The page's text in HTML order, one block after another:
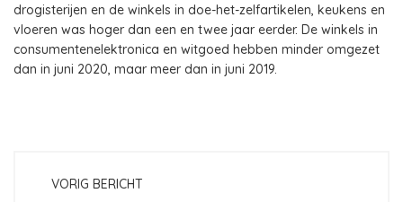
drogisterijen en de winkels in doe-het-zelfartikelen, keukens en
vloeren was hoger dan een en twee jaar eerder. De winkels in
consumentenelektronica en witgoed hebben minder omgezet
dan in juni 2020, maar meer dan in juni 2019.
VORIG BERICHT